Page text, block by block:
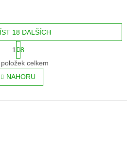
O
v
l
á
18 DALŠÍCH
t
r
á
n
k
v
1
8
položek celkem
NAHORU